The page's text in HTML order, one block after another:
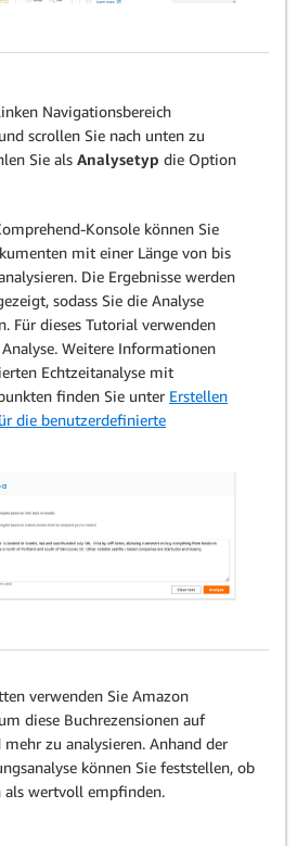
Navigationsbereich
und scrollen Sie nach unten zu
Sie als Analysetyp die Option
Konsole können Sie
mit einer Länge von bis
Die Ergebnisse werden
sodass Sie die Analyse
Für dieses Tutorial verwenden
Weitere Informationen
Echtzeitanalyse mit
finden Sie unter Erstellen
die benutzerdefinierte
verwenden Sie Amazon
diese Buchrezensionen auf
zu analysieren. Anhand der
können Sie feststellen, ob
als wertvoll empfinden.